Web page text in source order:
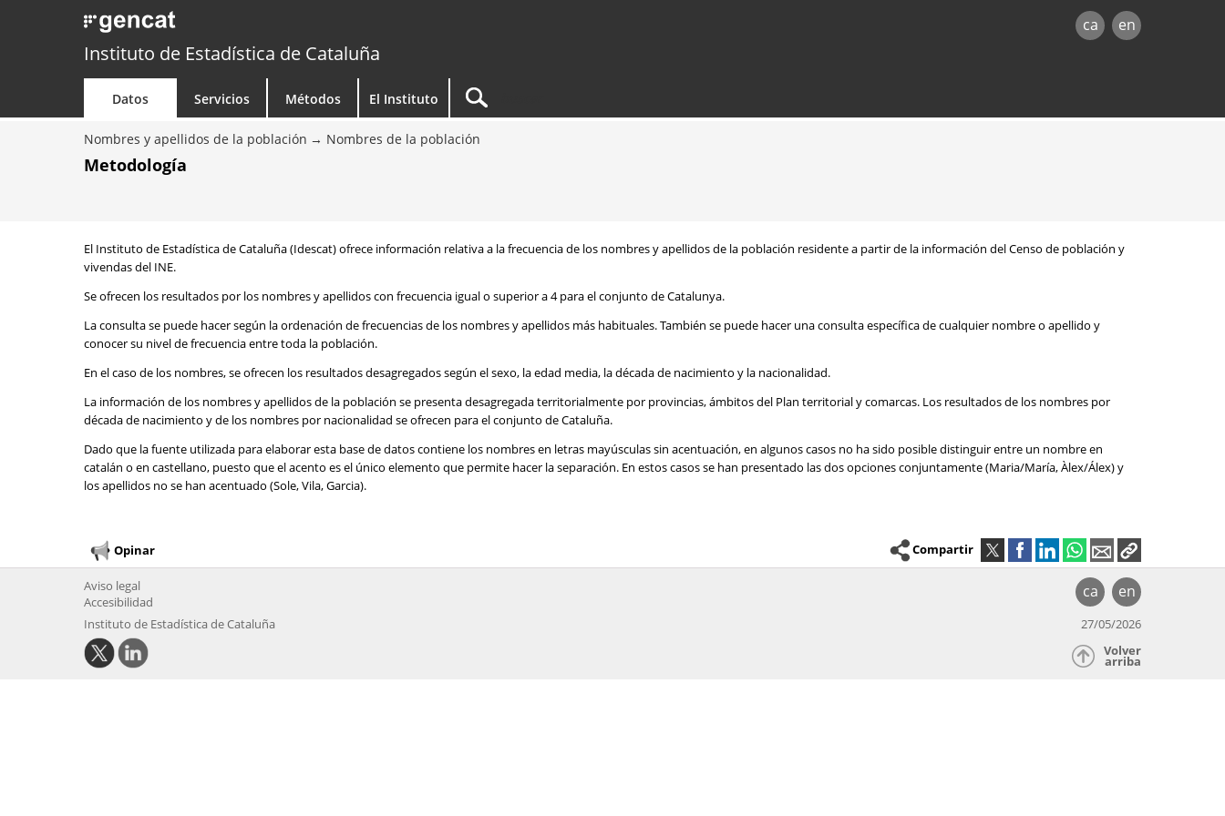
ca en
Instituto de Estadística de Cataluña
Datos Servicios Métodos El Instituto
Nombres y apellidos de la población Nombres de la población
Metodología
El Instituto de Estadística de Cataluña (Idescat) ofrece información relativa a la frecuencia de los nombres y apellidos de la población residente a partir de la información del Censo de población y
vivendas del INE.
Se ofrecen los resultados por los nombres y apellidos con frecuencia igual o superior a 4 para el conjunto de Catalunya.
La consulta se puede hacer según la ordenación de frecuencias de los nombres y apellidos más habituales. También se puede hacer una consulta específica de cualquier nombre o apellido y
conocer su nivel de frecuencia entre toda la población.
En el caso de los nombres, se ofrecen los resultados desagregados según el sexo, la edad media, la década de nacimiento y la nacionalidad.
La información de los nombres y apellidos de la población se presenta desagregada territorialmente por provincias, ámbitos del Plan territorial y comarcas. Los resultados de los nombres por
década de nacimiento y de los nombres por nacionalidad se ofrecen para el conjunto de Cataluña.
Dado que la fuente utilizada para elaborar esta base de datos contiene los nombres en letras mayúsculas sin acentuación, en algunos casos no ha sido posible distinguir entre un nombre en
catalán o en castellano, puesto que el acento es el único elemento que permite hacer la separación. En estos casos se han presentado las dos opciones conjuntamente (Maria/María, Àlex/Álex) y
los apellidos no se han acentuado (Sole, Vila, Garcia).
Opinar Compartir
ca en
Aviso legal
Accesibilidad
Instituto de Estadística de Cataluña
27/05/2026
Volver
arriba